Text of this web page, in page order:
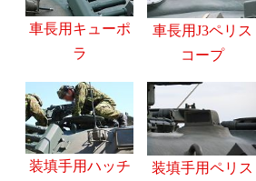
車長用キューポ
ラ
車長用J3ペリス
コープ
装填手用ハッチ
装填手用ペリス